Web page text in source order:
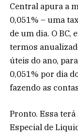
Central apura a
0,051% – uma
de um dia. O BC,
termos
úteis do ano,
0,051% por dia
fazendo as
Pronto. Essa
Especial de